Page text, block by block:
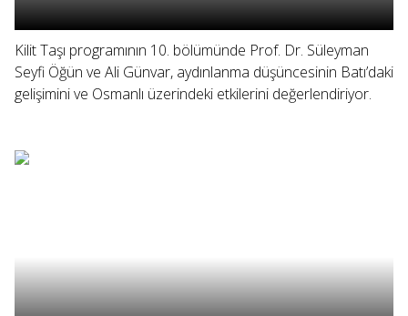
Kilit Taşı programının 10. bölümünde Prof. Dr. Süleyman
Seyfi Öğün ve Ali Günvar, aydınlanma düşüncesinin Batı’daki
gelişimini ve Osmanlı üzerindeki etkilerini değerlendiriyor.